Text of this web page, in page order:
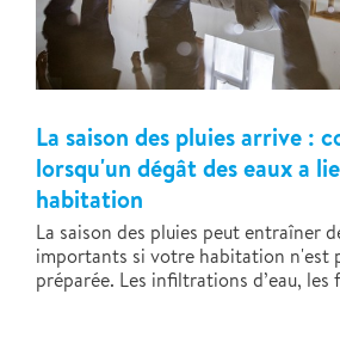
La saison des pluies arrive :
lorsqu'un dégât des eaux a
habitation
La saison des pluies peut entraîner
importants si votre habitation n'est
préparée. Les infiltrations d’eau, les